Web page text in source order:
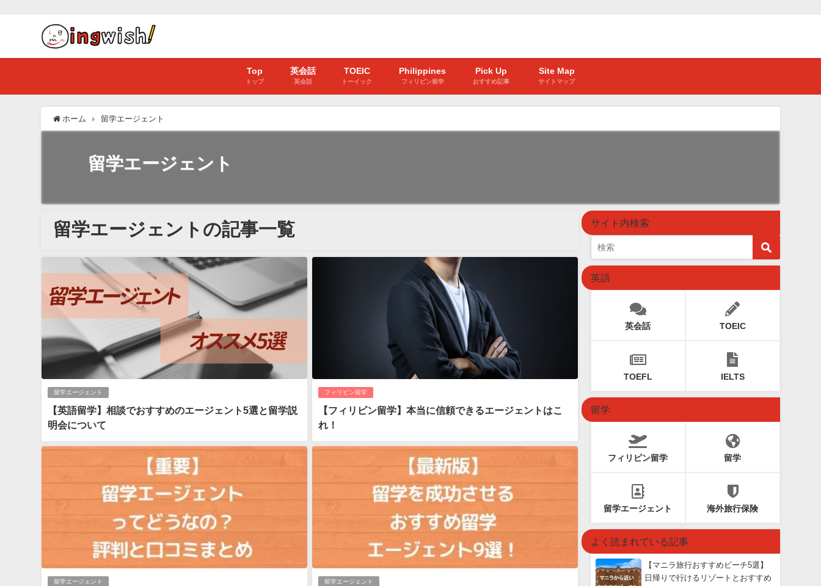
Top
トップ
英会話
英会話
TOEIC
トーイック
Philippines
フィリピン留学
Pick Up
おすすめ記事
Site Map
サイトマップ
ホーム 留学エージェント
留学エージェント
留学エージェントの記事一覧
留学エージェント
【英語留学】相談でおすすめのエージェント5選と留学説
明会について
フィリピン留学
【フィリピン留学】本当に信頼できるエージェントはこ
れ！
留学エージェント 留学エージェント
サイト内検索
英語
英会話 TOEIC
TOEFL IELTS
留学
フィリピン留学 留学
留学エージェント 海外旅行保険
よく読まれている記事
【マニラ旅行おすすめビーチ5選】
日帰りで行けるリゾートとおすすめ